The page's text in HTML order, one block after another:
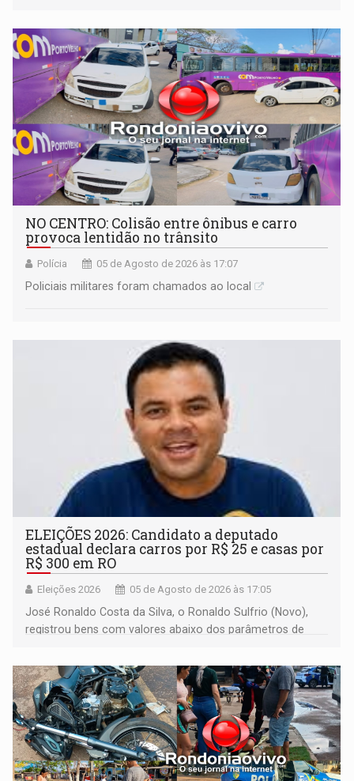
NO CENTRO: Colisão entre ônibus e carro
provoca lentidão no trânsito
Polícia 05 de Agosto de 2026 às 17:07
Policiais militares foram chamados ao local
ELEIÇÕES 2026: Candidato a deputado
estadual declara carros por R$ 25 e casas por
R$ 300 em RO
Eleições 2026 05 de Agosto de 2026 às 17:05
José Ronaldo Costa da Silva, o Ronaldo Sulfrio (Novo),
registrou bens com valores abaixo dos parâmetros de
milhões